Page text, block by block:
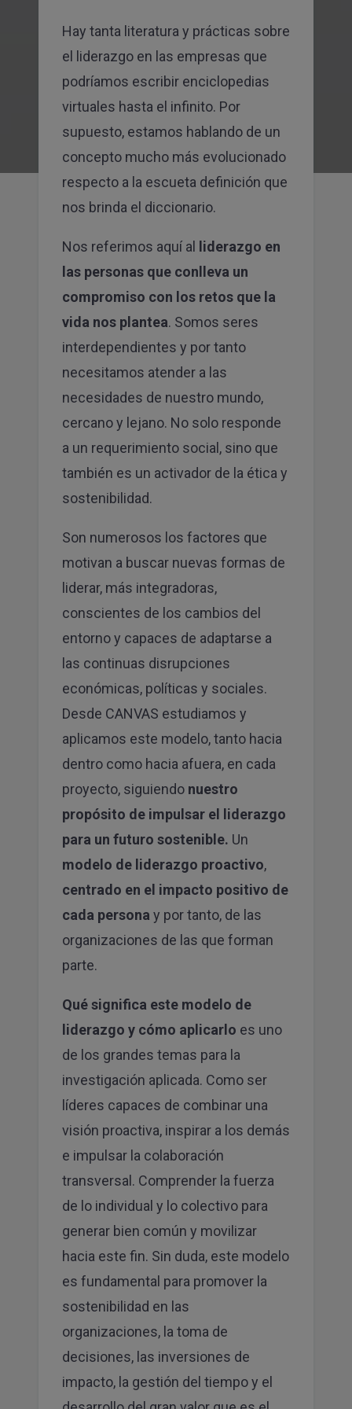
Hay tanta literatura y prácticas sobre
el liderazgo en las empresas que
podríamos escribir enciclopedias
virtuales hasta el infinito. Por
supuesto, estamos hablando de un
concepto mucho más evolucionado
respecto a la escueta definición que
nos brinda el diccionario.
Nos referimos aquí al liderazgo en
las personas que conlleva un
compromiso con los retos que la
vida nos plantea. Somos seres
interdependientes y por tanto
necesitamos atender a las
necesidades de nuestro mundo,
cercano y lejano. No solo responde
a un requerimiento social, sino que
también es un activador de la ética y
sostenibilidad.
Son numerosos los factores que
motivan a buscar nuevas formas de
liderar, más integradoras,
conscientes de los cambios del
entorno y capaces de adaptarse a
las continuas disrupciones
económicas, políticas y sociales.
Desde CANVAS estudiamos y
aplicamos este modelo, tanto hacia
dentro como hacia afuera, en cada
proyecto, siguiendo nuestro
propósito de impulsar el liderazgo
para un futuro sostenible. Un
modelo de liderazgo proactivo,
centrado en el impacto positivo de
cada persona y por tanto, de las
organizaciones de las que forman
parte.
Qué significa este modelo de
liderazgo y cómo aplicarlo es uno
de los grandes temas para la
investigación aplicada. Como ser
líderes capaces de combinar una
visión proactiva, inspirar a los demás
e impulsar la colaboración
transversal. Comprender la fuerza
de lo individual y lo colectivo para
generar bien común y movilizar
hacia este fin. Sin duda, este modelo
es fundamental para promover la
sostenibilidad en las
organizaciones, la toma de
decisiones, las inversiones de
impacto, la gestión del tiempo y el
SUSCRIBIRME